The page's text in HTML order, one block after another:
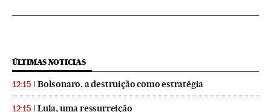
ÚLTIMAS NOTICIAS
12:15 Bolsonaro, a destruição como estratégia
12:15 Lula, uma ressurreição